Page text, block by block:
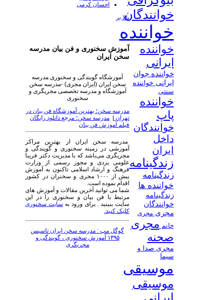
احسان کرمی
بالا بر
آموزش سخنوری و فن بیان مدرسه
سخن ایران
آموزشگاه گویندگی و سخنوری مدرسه
سخن ایران (ایران مجری) -مدرسه سخن
آموزشگاه و مدرسه تخصصی مجریگری و
سخنوری
مدرسه سخن؛ بهترین آموزشگاه فن بیان در
تهران
مدرسه سخن؛ مرجع دانلود رایگان
فیلم آموزش فن بیان
مدرسه سخن ایران از بهترین مراکز
آموزشی در زمینه سخنوری و گویندگی و
مجریگری می‌باشد که با مدیریت دکتر فریبا
علومی یزدی و مجوز رسمی از وزارت
فرهنگ و ارشاد اسلامی تاکنون به آموزش
بیش از ۱۰۰۰ مجری و سخنران در کشور
اقدام نموده است.
شما می توانید آخرین مقالات و آموزش های
مرتبط با فن بیان و سخنوری را در این
سایت ببینید . برای ورود به سایت سخنوری
کلیک کنید.
گوگل مپ : مدرسه سخن ایران تاسیس
۱۳۹۵ آموزش سخنوری ، گویندگی و
مجریگری
خوانندگان
خواننده
خواننده
ایرانی
خواننده جوان
ایرانی خواننده
سنتی
خواننده
پاپ
خوانندگان
داخل
ایران
زندگینامه
زندگینامه
خواننده ها
زندگینامه
خوانندگان
مجری مجری
خانم مجری
صحنه
مجری صدا و
سیما
موسیقی
موسیقی